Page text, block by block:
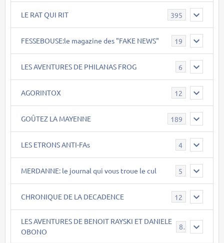
LE RAT QUI RIT 395
FESSEBOUSE:le magazine des "FAKE NEWS" 19
LES AVENTURES DE PHILANAS FROG 6
AGORINTOX 12
GOÛTEZ LA MAYENNE 189
LES ETRONS ANTI-FAs 4
MERDANNE: le journal qui vous troue le cul 5
CHRONIQUE DE LA DECADENCE 12
LES AVENTURES DE BENOIT RAYSKI ET DANIELE
OBONO
8